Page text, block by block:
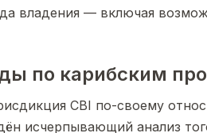
владения — включая
по карибским
CBI по-своему
исчерпывающий анализ